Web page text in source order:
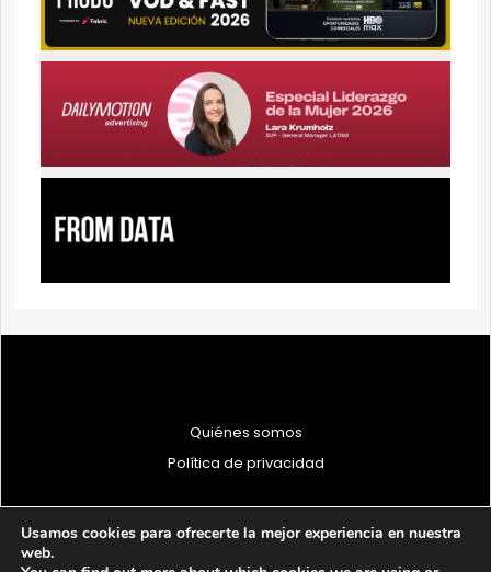
Quiénes somos
Política de privacidad
Usamos cookies para ofrecerte la mejor experiencia en nuestra
web.